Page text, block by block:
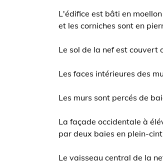
L'édifice est bâti en
et les corniches sont en
Le sol de la nef est
Les faces intérieures des
Les murs sont percés de
La façade occidentale à
par deux baies en plein-
Le vaisseau central de la